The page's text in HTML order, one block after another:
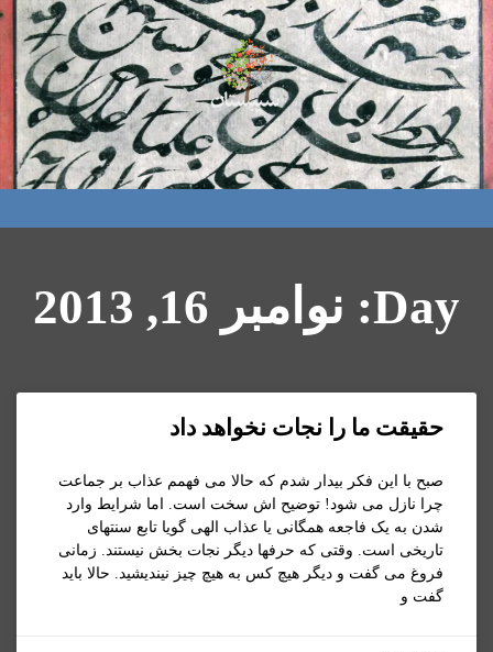
Day: نوامبر 16, 2013
حقیقت ما را نجات نخواهد داد
صبح با این فکر بیدار شدم که حالا می فهمم عذاب بر جماعت
چرا نازل می شود! توضیح اش سخت است. اما شرایط وارد
شدن به یک فاجعه همگانی یا عذاب الهی گویا تابع سنتهای
تاریخی است. وقتی که حرفها دیگر نجات بخش نیستند. زمانی
فروغ می گفت و دیگر هیچ کس به هیچ چیز نیندیشید. حالا باید
گفت و